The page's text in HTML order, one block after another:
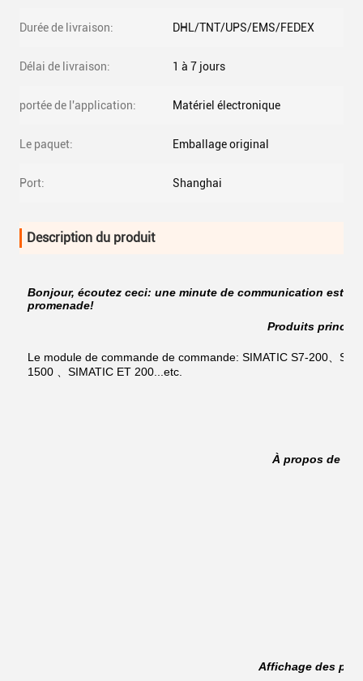
Durée de livraison: DHL/TNT/UPS/EMS/FEDEX
Délai de livraison: 1 à 7 jours
portée de l'application: Matériel électronique
Le paquet: Emballage original
Port: Shanghai
Description du produit
Bonjour, écoutez ceci: une minute de communication est
promenade!
Produits
Le module de commande de commande: SIMATIC S7-200、
1500 、SIMATIC ET 200...etc.
À propos de
Affichage des